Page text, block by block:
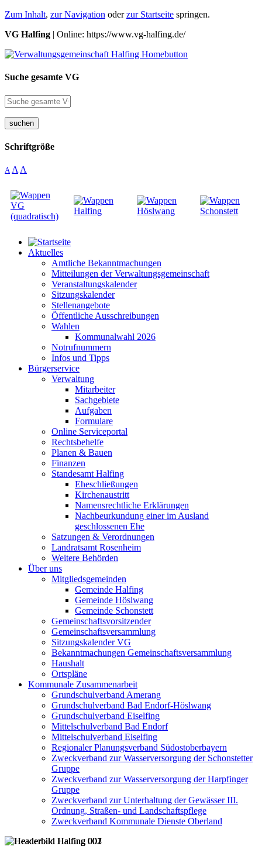
Zum Inhalt, zur Navigation oderzur Startseite springen.
VG Halfing | Online: https://www.vg-halfing.de/
Suche gesamte VG
suchen
Schriftgröße
A A A
Aktuelles
Amtliche Bekanntmachungen
Mitteilungen der Verwaltungsgemeinschaft
Veranstaltungskalender
Sitzungskalender
Stellenangebote
Öffentliche Ausschreibungen
Wahlen
Kommunalwahl 2026
Notrufnummern
Infos und Tipps
Bürgerservice
Verwaltung
Mitarbeiter
Sachgebiete
Aufgaben
Formulare
Online Serviceportal
Rechtsbehelfe
Planen & Bauen
Finanzen
Standesamt Halfing
Eheschließungen
Kirchenaustritt
Namensrechtliche Erklärungen
Nachbeurkundung einer im Ausland
geschlossenen Ehe
Satzungen & Verordnungen
Landratsamt Rosenheim
Weitere Behörden
Über uns
Mitgliedsgemeinden
Gemeinde Halfing
Gemeinde Höslwang
Gemeinde Schonstett
Gemeinschaftsvorsitzender
Gemeinschaftsversammlung
Sitzungskalender VG
Bekanntmachungen Gemeinschaftsversammlung
Haushalt
Ortspläne
Kommunale Zusammenarbeit
Grundschulverband Amerang
Grundschulverband Bad Endorf-Höslwang
Grundschulverband Eiselfing
Mittelschulverband Bad Endorf
Mittelschulverband Eiselfing
Regionaler Planungsverband Südostoberbayern
Zweckverband zur Wasserversorgung der Schonstetter
Gruppe
Zweckverband zur Wasserversorgung der Harpfinger
Gruppe
Zweckverband zur Unterhaltung der Gewässer III.
Ordnung, Straßen- und Landschaftspflege
Zweckverband Kommunale Dienste Oberland